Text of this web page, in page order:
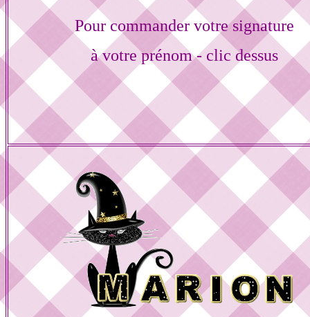
Pour commander votre signature
à votre prénom - clic dessus